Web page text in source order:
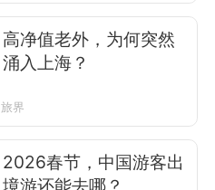
高净值老外，为何突然
涌入上海？
旅界
2026春节，中国游客出
境游还能去哪？